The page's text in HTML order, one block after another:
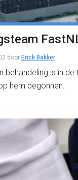
door Erick Bakker
behandeling is in
hem begonnen.